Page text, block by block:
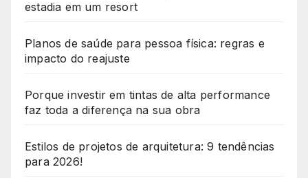
estadia em um resort
Planos de saúde para pessoa física: regras e
impacto do reajuste
Porque investir em tintas de alta performance
faz toda a diferença na sua obra
Estilos de projetos de arquitetura: 9 tendências
para 2026!